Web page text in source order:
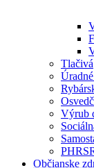
Tlačivá
Výrub
Občianske